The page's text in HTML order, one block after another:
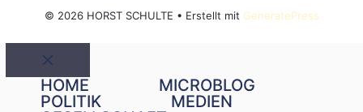
© 2026 HORST SCHULTE • Erstellt mit GeneratePress
Schließen
HOME
MICROBLOG
POLITIK
MEDIEN